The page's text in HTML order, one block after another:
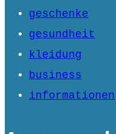
geschenke
gesundheit
kleidung
business
informationen